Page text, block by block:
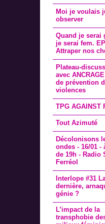
Moi je voulais
observer
Quand je serai
je serai fem.
Attraper nos
Plateau-
avec
de prévention
violences
TPG AGAINST
Tout Azimuté
Décolonisons
ondes - 16/01 -
de 19h - Radio
Ferréol
Interlope #31
dernière,
génie ?
L’impact de la
transphobie